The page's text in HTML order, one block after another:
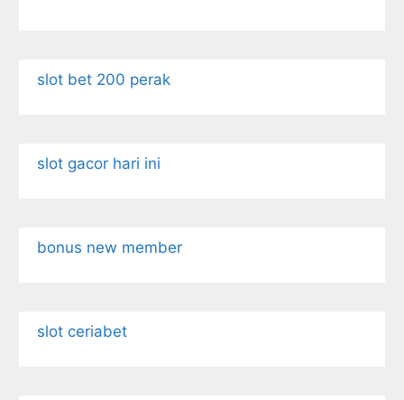
slot bet 200 perak
slot gacor hari ini
bonus new member
slot ceriabet